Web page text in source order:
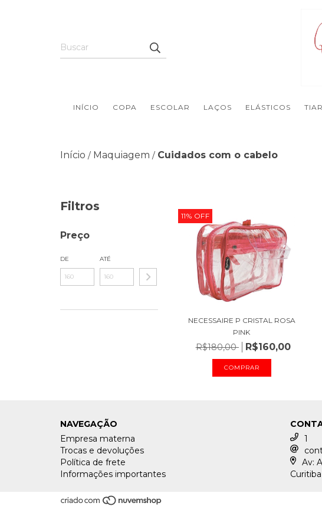
INÍCIO COPA ESCOLAR LAÇOS ELÁSTICOS
Início / Maquiagem / Cuidados com o cabelo
Filtros
Preço
DE ATÉ
11% OFF
NECESSAIRE P CRISTAL ROSA
PINK
R$180,00 R$160,00
NAVEGAÇÃO
Empresa materna
Trocas e devoluções
Política de frete
Informações importantes
1
Av:
Curitiba